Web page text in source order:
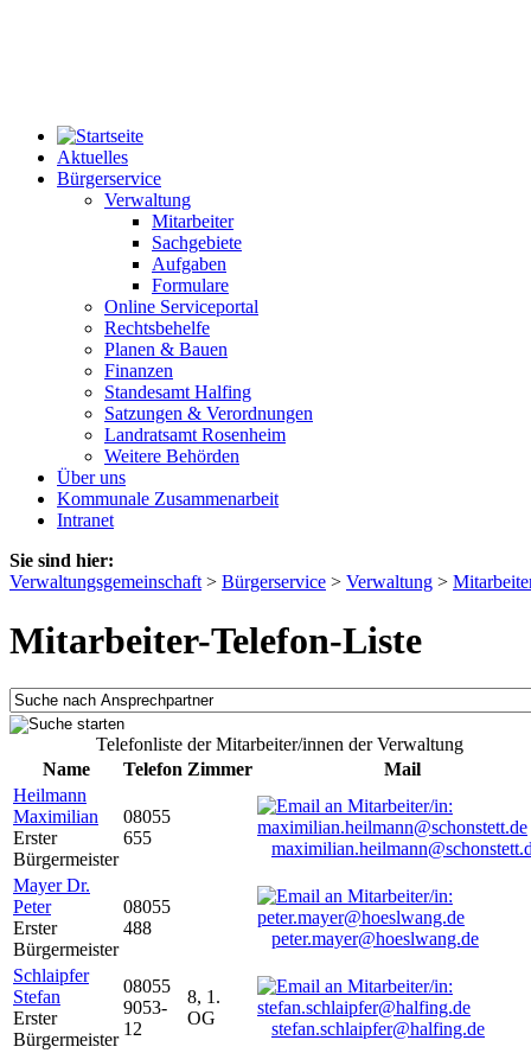
Aktuelles
Bürgerservice
Verwaltung
Mitarbeiter
Sachgebiete
Aufgaben
Formulare
Online Serviceportal
Rechtsbehelfe
Planen & Bauen
Finanzen
Standesamt Halfing
Satzungen & Verordnungen
Landratsamt Rosenheim
Weitere Behörden
Über uns
Kommunale Zusammenarbeit
Intranet
Sie sind hier:
Verwaltungsgemeinschaft > Bürgerservice > Verwaltung >
Mitarbeiter-Telefon-Liste
Telefonliste der Mitarbeiter/innen der Verwaltung
Name
Telefon Zimmer
Mail
Heilmann
Maximilian
Erster
Bürgermeister
08055
655
Mayer Dr.
Peter
Erster
Bürgermeister
08055
488
peter.mayer@hoeslwang.de
Schlaipfer
Stefan
Erster
Bürgermeister
08055
9053-
12
8, 1.
OG
stefan.schlaipfer@halfing.de